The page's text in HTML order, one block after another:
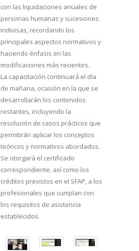
con las liquidaciones anuales de
personas humanas y sucesiones
indivisas, recordando los
principales aspectos normativos y
haciendo énfasis en las
modificaciones más recientes.
La capacitación continuará el día
de mañana, ocasión en la que se
desarrollarán los contenidos
restantes, incluyendo la
resolución de casos prácticos que
permitirán aplicar los conceptos
teóricos y normativos abordados.
Se otorgará el certificado
correspondiente, así como los
créditos previstos en el SFAP, a los
profesionales que cumplan con
los requisitos de asistencia
establecidos.